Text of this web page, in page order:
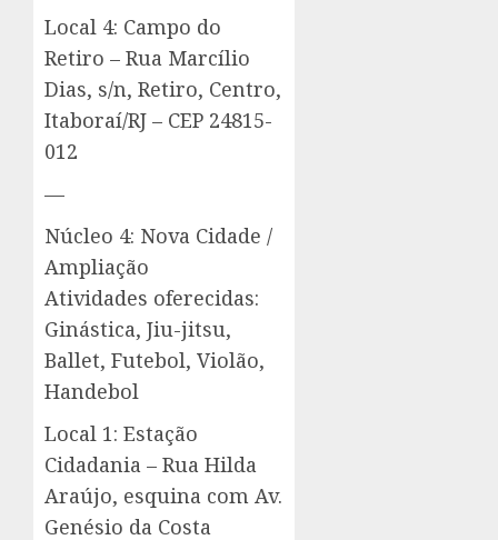
Local 4: Campo do
Retiro – Rua Marcílio
Dias, s/n, Retiro, Centro,
Itaboraí/RJ – CEP 24815-
012
—
Núcleo 4: Nova Cidade /
Ampliação
Atividades oferecidas:
Ginástica, Jiu-jitsu,
Ballet, Futebol, Violão,
Handebol
Local 1: Estação
Cidadania – Rua Hilda
Araújo, esquina com Av.
Genésio da Costa